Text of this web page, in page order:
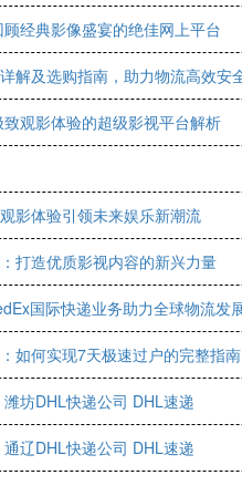
经典影像盛宴的绝佳网上平台
解及选购指南，助力物流高效安
观影体验的超级影视平台解析
影体验引领未来娱乐新潮流
打造优质影视内容的新兴力量
国际快递业务助力全球物流发
如何实现7天极速过户的完整指南
坊DHL快递公司 DHL速递
辽DHL快递公司 DHL速递